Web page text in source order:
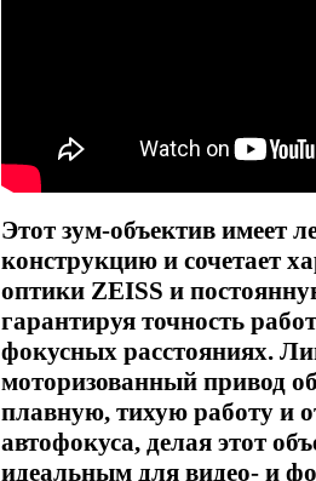
Этот зум-объектив имеет
конструкцию и сочетает
оптики ZEISS и
гарантируя точность
фокусных расстояниях.
моторизованный привод
плавную, тихую работу и
автофокуса, делая этот
идеальным для видео- и